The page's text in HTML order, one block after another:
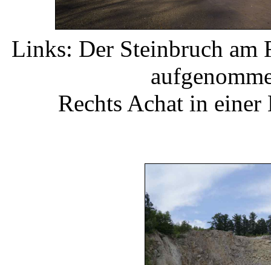
Links: Der Steinbruch am
Rechts Achat in